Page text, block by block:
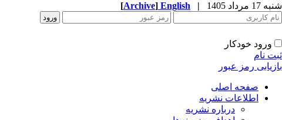
شنبه 17 مرداد 1405 |
English
[Archive]
ورود خودکار
ثبت نام
بازیابی رمز عبور
صفحه اصلی
اطلاعات نشریه
درباره نشریه